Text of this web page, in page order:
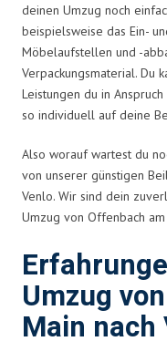
deinen Umzug noch
beispielsweise das Ein-
Möbelaufstellen und -
Verpackungsmaterial. Du
Leistungen du in
so individuell auf deine
Also worauf wartest du
von unserer günstigen
Venlo. Wir sind dein
Umzug von Offenbach
Umzug
Main nach